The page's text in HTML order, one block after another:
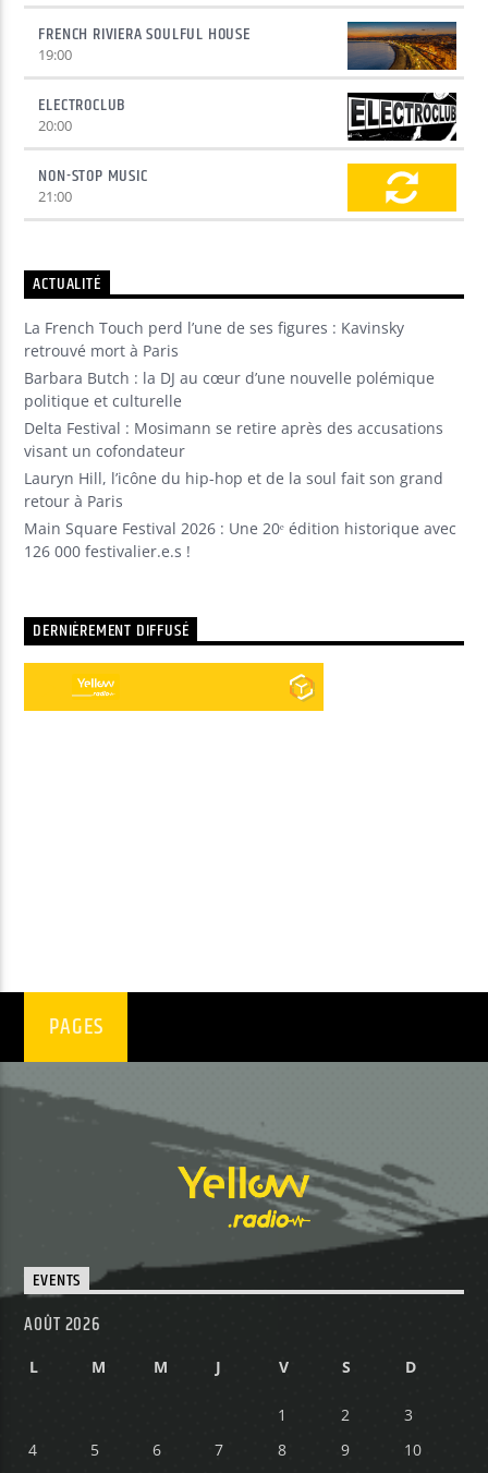
FRENCH RIVIERA SOULFUL HOUSE
19:00
ELECTROCLUB
20:00
NON-STOP MUSIC
21:00
ACTUALITÉ
La French Touch perd l’une de ses figures : Kavinsky
retrouvé mort à Paris
Barbara Butch : la DJ au cœur d’une nouvelle polémique
politique et culturelle
Delta Festival : Mosimann se retire après des accusations
visant un cofondateur
Lauryn Hill, l’icône du hip-hop et de la soul fait son grand
retour à Paris
Main Square Festival 2026 : Une 20ᵉ édition historique avec
126 000 festivalier.e.s !
DERNIÈREMENT DIFFUSÉ
PAGES
EVENTS
AOÛT 2026
L M M J V S D
1 2
3
4
5 6 7 8 9
10